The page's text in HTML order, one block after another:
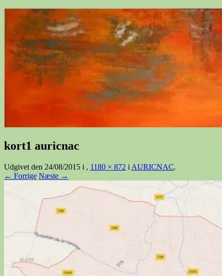
kort1 auricnac
Udgivet den 24/08/2015 i , 1180 × 872 i AURICNAC.
← Forrige Næste →